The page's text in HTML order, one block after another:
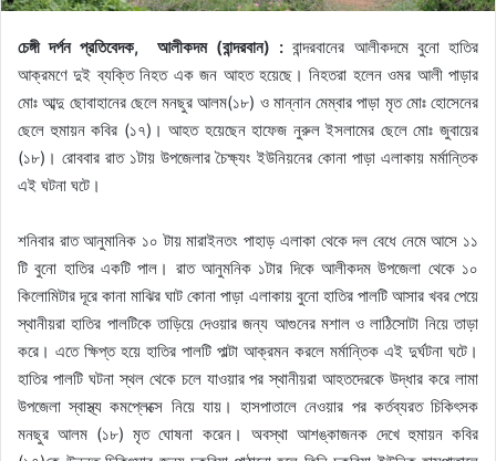
চেঙ্গী দর্পন প্রতিবেদক, আলীকদম (বান্দরবান) :বান্দরবানের আলীকদমে বুনো হাতির
আক্রমণে দুই ব্যক্তি নিহত এক জন আহত হয়েছে। নিহতরা হলেন ওমর আলী পাড়ার
মোঃ আব্দু ছোবাহানের ছেলে মনছুর আলম(১৮) ও মান্নান মেম্বার পাড়া মৃত মোঃ হোসেনের
ছেলে হুমায়ন কবির (১৭)। আহত হয়েছেন হাফেজ নুরুল ইসলামের ছেলে মোঃ জুবায়ের
(১৮)। রোববার রাত ১টায় উপজেলার চৈক্ষ্যং ইউনিয়নের কোনা পাড়া এলাকায় মর্মান্তিক
এই ঘটনা ঘটে।
শনিবার রাত আনুমানিক ১০ টায় মারাইনতং পাহাড় এলাকা থেকে দল বেধে নেমে আসে ১১
টি বুনো হাতির একটি পাল। রাত আনুমনিক ১টার দিকে আলীকদম উপজেলা থেকে ১০
কিলোমিটার দূরে কানা মাঝির ঘাট কোনা পাড়া এলাকায় বুনো হাতির পালটি আসার খবর পেয়ে
স্থানীয়রা হাতির পালটিকে তাড়িয়ে দেওয়ার জন্য আগুনের মশাল ও লাঠিসোটা নিয়ে তাড়া
করে। এতে ক্ষিপ্ত হয়ে হাতির পালটি পাল্টা আক্রমন করলে মর্মান্তিক এই দুর্ঘটনা ঘটে।
হাতির পালটি ঘটনা স্থল থেকে চলে যাওয়ার পর স্থানীয়রা আহতদেরকে উদ্ধার করে লামা
উপজেলা স্বাস্থ্য কমপ্লেক্সে নিয়ে যায়। হাসপাতালে নেওয়ার পর কর্তব্যরত চিকিৎসক
মনছুর আলম (১৮) মৃত ঘোষনা করেন। অবস্থা আশঙ্কাজনক দেখে হুমায়ন কবির